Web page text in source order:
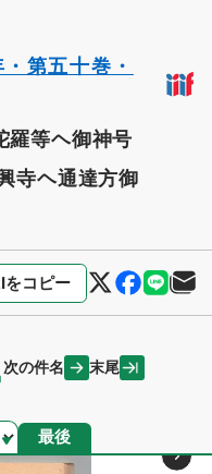
第五十巻・
羅等ヘ御神号
寺ヘ通達方御
をコピー
次の件名 末尾
最後